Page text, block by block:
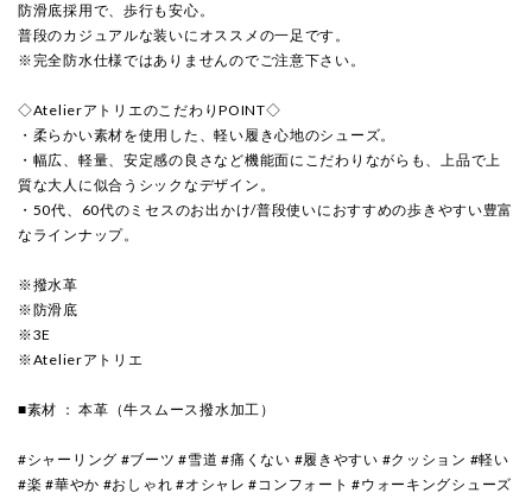
防滑底採用で、歩行も安心。
普段のカジュアルな装いにオススメの一足です。
※完全防水仕様ではありませんのでご注意下さい。
◇AtelierアトリエのこだわりPOINT◇
・柔らかい素材を使用した、軽い履き心地のシューズ。
・幅広、軽量、安定感の良さなど機能面にこだわりながらも、上品で上
質な大人に似合うシックなデザイン。
・50代、60代のミセスのお出かけ/普段使いにおすすめの歩きやすい豊富
なラインナップ。
※撥水革
※防滑底
※3E
※Atelierアトリエ
■素材 ： 本革（牛スムース撥水加工）
#シャーリング #ブーツ #雪道 #痛くない #履きやすい #クッション #軽い
#楽 #華やか #おしゃれ #オシャレ #コンフォート #ウォーキングシューズ